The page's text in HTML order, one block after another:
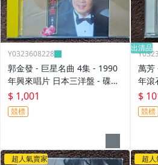
Y0323608228
郭金發 - 巨星名曲 4集 - 1990
年興來唱片 日本三洋盤 - 碟片
9成新 無IFPI - 1001元起標 M
2316
$ 1,001
競標
出清品
萬芳
年滾
$
競標
超人氣賣家 超